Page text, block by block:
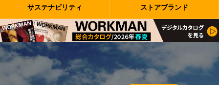
サステナビリティ ストアブランド